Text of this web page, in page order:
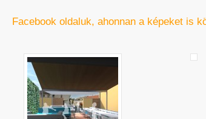
Facebook oldaluk, ahonnan a képeket is